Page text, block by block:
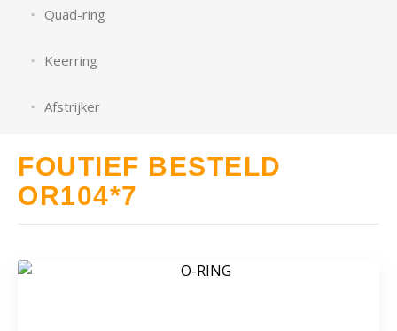
Quad-ring
Keerring
Afstrijker
FOUTIEF BESTELD
OR104*7